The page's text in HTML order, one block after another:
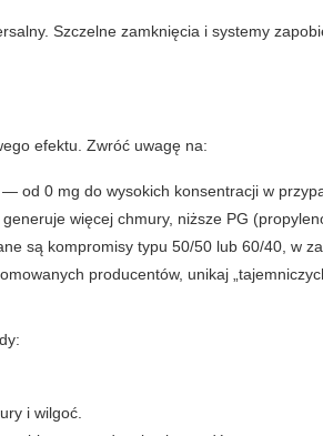
Szczelne zamknięcia i systemy
efektu. Zwróć uwagę na:
od 0 mg do wysokich konsentracji w
więcej chmury, niższe PG
są kompromisy typu 50/50 lub 60/40, w
producentów, unikaj
i wilgoć.